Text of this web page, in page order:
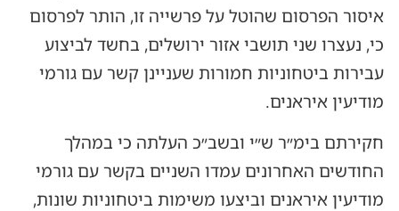
איסור הפרסום שהוטל על פרשייה זו, הותר לפרסום
כי, נעצרו שני תושבי אזור ירושלים, בחשד לביצוע
עבירות ביטחוניות חמורות שעניינן קשר עם גורמי
מודיעין איראנים.
חקירתם בימ״ר ש״י ובשב״כ העלתה כי במהלך
החודשים האחרונים עמדו השניים בקשר עם גורמי
מודיעין איראנים וביצעו משימות ביטחוניות שונות,